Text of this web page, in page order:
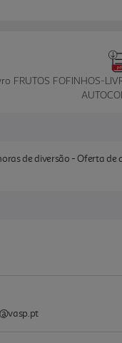
FRUTOS FOFINHOS-
de diversão - Oferta de